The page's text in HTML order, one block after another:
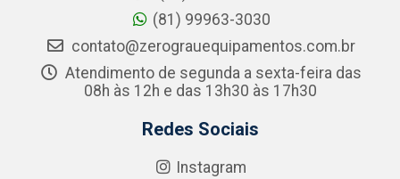
(81) 99963-3030
contato@zerograuequipamentos.com.br
Atendimento de segunda a sexta-feira das
08h às 12h e das 13h30 às 17h30
Redes Sociais
Instagram